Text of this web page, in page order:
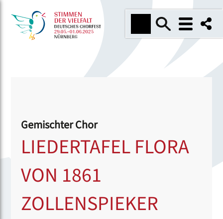
Gemischter Chor
LIEDERTAFEL FLORA
VON 1861
ZOLLENSPIEKER